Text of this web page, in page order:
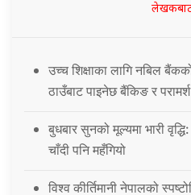
उच्च शिक्षाका लागि नबिल
ठाउँबाट पाइनेछ बैंकिङ र
बुधबार सुनको मूल्यमा भारी
चाँदी पनि महँगियो
विश्व कीर्तिमानी नेपालको